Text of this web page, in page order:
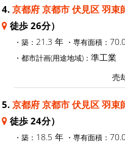
4. 京都府 京都市 伏見区 羽束
徒歩 26分）
・築： 21.3 年 ・専有面積：
・都市計画(用途地域)： 準工業
売
5. 京都府 京都市 伏見区 羽束
徒歩 24分）
・築： 18.5 年 ・専有面積：